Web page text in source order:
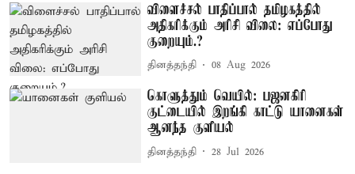
விளைச்சல் பாதிப்பால் தமிழகத்தில்
அதிகரிக்கும் அரிசி விலை: எப்போது
குறையும்.?
தினத்தந்தி 08 Aug 2026
கொளுத்தும் வெயில்: பஜனகிரி
குட்டையில் இறங்கி காட்டு யானைகள்
ஆனந்த குளியல்
தினத்தந்தி 28 Jul 2026